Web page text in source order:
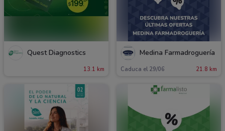
Quest Diagnostics
13.1 km
Medina Farmadroguería
Caduca el 29/06 21.8 km